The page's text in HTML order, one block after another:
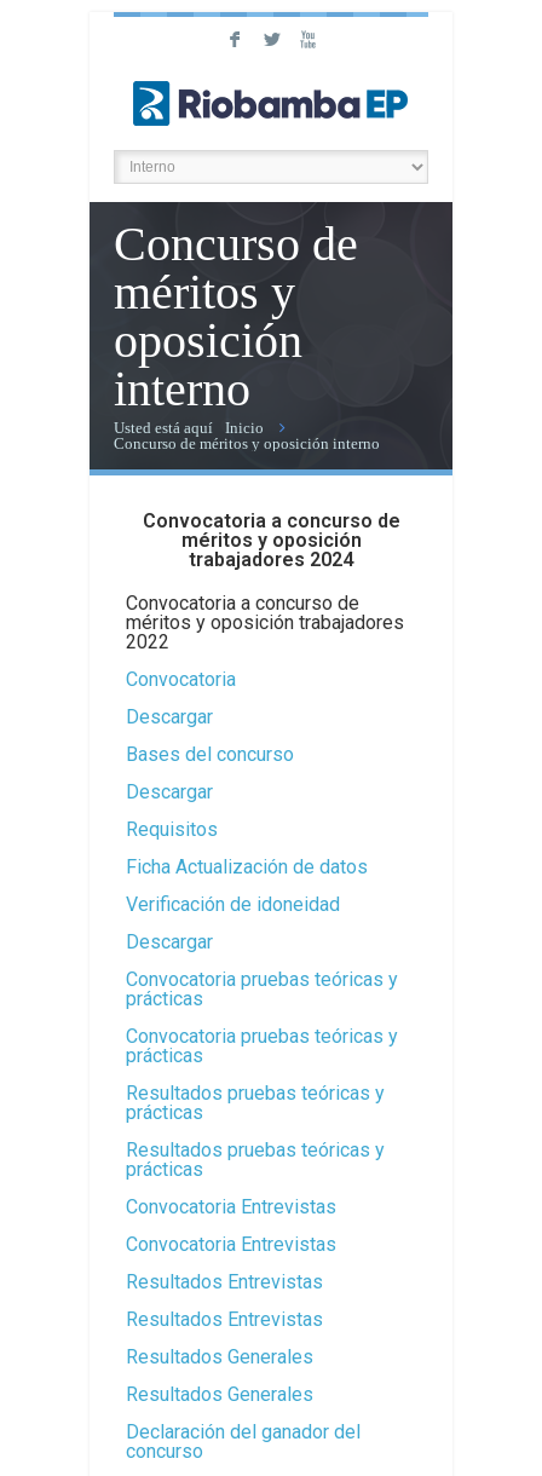
F L X
Concurso de
méritos y
oposición
interno
Usted está aquí
Inicio
Concurso de méritos y oposición interno
Convocatoria a concurso de
méritos y oposición
trabajadores 2024
Convocatoria a concurso de
méritos y oposición trabajadores
2022
Convocatoria
Descargar
Bases del concurso
Descargar
Requisitos
Ficha Actualización de datos
Verificación de idoneidad
Descargar
Convocatoria pruebas teóricas y
prácticas
Convocatoria pruebas teóricas y
prácticas
Resultados pruebas teóricas y
prácticas
Resultados pruebas teóricas y
prácticas
Convocatoria Entrevistas
Convocatoria Entrevistas
Resultados Entrevistas
Resultados Entrevistas
Resultados Generales
Resultados Generales
Declaración del ganador del
concurso